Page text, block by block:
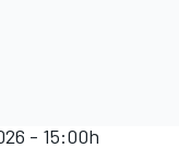
- 15:00h